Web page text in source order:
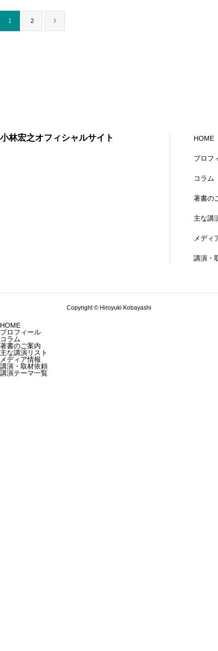
1 2
小林宏之オフィシャルサイト HOME
プロフ
コラム
著書の
主な講
メディ
講演・
Copyright © Hiroyuki Kobayashi
HOME
プロフィール
コラム
著書のご案内
主な講演リスト
メディア情報
講演・取材依頼
講演テーマ一覧